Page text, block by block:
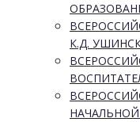
К.Д.